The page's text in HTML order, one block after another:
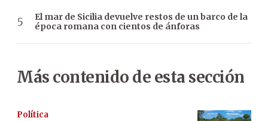
El mar de Sicilia devuelve restos de un barco de la
época romana con cientos de ánforas
Más contenido de esta sección
Política